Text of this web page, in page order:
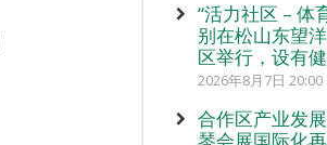
“活力社区 – 体
别在松山东望
区举行，设有
2026年8月7日 20:00
合作区产业发